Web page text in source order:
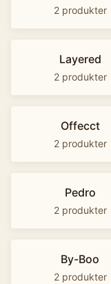
2 produkter
Layered
2 produkter
Offecct
2 produkter
Pedro
2 produkter
By-Boo
2 produkter